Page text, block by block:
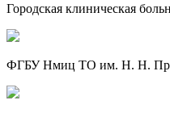
Городская клиническая
ФГБУ Нмиц ТО им. Н. Н.